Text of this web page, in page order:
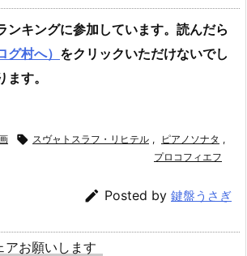
ンキングに参加しています。読んだら
村へ） をクリックいただけないでし
す。
 スヴャトスラフ・リヒテル , ピアノソナタ ,
プロコフィエフ
 Posted by 鍵盤うさぎ
アお願いします